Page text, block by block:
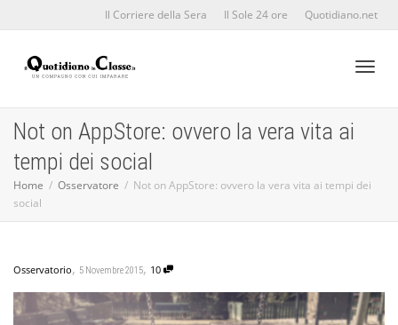
Il Corriere della Sera Il Sole 24 ore Quotidiano.net
Not on AppStore: ovvero la vera vita ai
tempi dei social
Home Osservatore
Not on AppStore: ovvero la vera vita ai tempi dei
social
Osservatorio, 5 Novembre 2015, 10